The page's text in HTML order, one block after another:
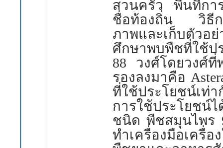
สวนครัว พื้นที่กา
ชื่อท้องถิ่น วิธีกา
ภาพและเก็บตัวอ
ศึกษาพบพืชที่ใช้
88 วงศ์โดยวงศ์
รองลงมาคือ
ที่ใช้ประโยชน์เท่
การใช้ประโยชน์ไ
ชนิด พืชสมุนไพร
ทำเครื่องมือเครื่